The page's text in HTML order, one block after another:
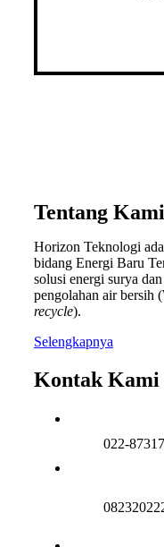
Tentang Kami
Horizon Teknologi
bidang Energi Baru
solusi energi surya
pengolahan air bersih
recycle).
Selengkapnya
Kontak Kami
022-